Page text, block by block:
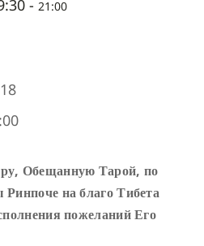
- 21:00
Обещанную Тарой, по
Ринпоче на благо Тибета
пожеланий Его